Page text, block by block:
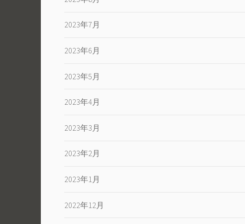
2023年7月
2023年6月
2023年5月
2023年4月
2023年3月
2023年2月
2023年1月
2022年12月